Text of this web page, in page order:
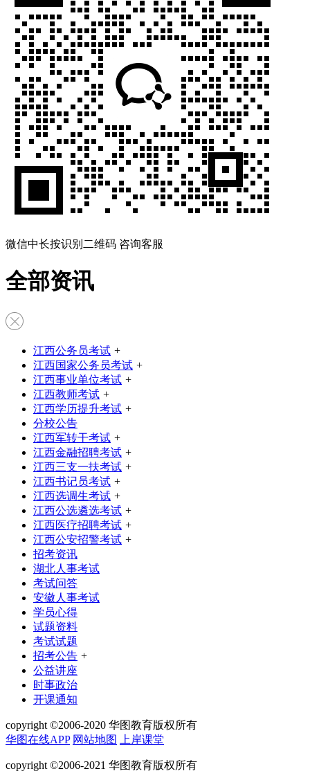
微信中长按识别二维码 咨询客服
全部资讯
江西公务员考试 +
江西国家公务员考试 +
江西事业单位考试 +
江西教师考试 +
江西学历提升考试 +
分校公告
江西军转干考试 +
江西金融招聘考试 +
江西三支一扶考试 +
江西书记员考试 +
江西选调生考试 +
江西公选遴选考试 +
江西医疗招聘考试 +
江西公安招警考试 +
招考资讯
湖北人事考试
考试问答
安徽人事考试
学员心得
试题资料
考试试题
招考公告 +
公益讲座
时事政治
开课通知
copyright ©2006-2020 华图教育版权所有
华图在线APP 网站地图 上岸课堂
copyright ©2006-2021 华图教育版权所有